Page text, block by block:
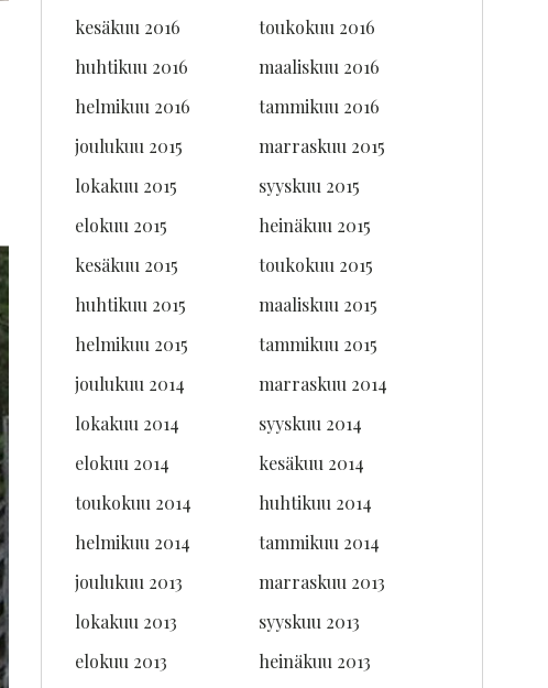
kesäkuu 2016
toukokuu 2016
huhtikuu 2016
maaliskuu 2016
helmikuu 2016
tammikuu 2016
joulukuu 2015
marraskuu 2015
lokakuu 2015
syyskuu 2015
elokuu 2015
heinäkuu 2015
kesäkuu 2015
toukokuu 2015
huhtikuu 2015
maaliskuu 2015
helmikuu 2015
tammikuu 2015
joulukuu 2014
marraskuu 2014
lokakuu 2014
syyskuu 2014
elokuu 2014
kesäkuu 2014
toukokuu 2014
huhtikuu 2014
helmikuu 2014
tammikuu 2014
joulukuu 2013
marraskuu 2013
lokakuu 2013
syyskuu 2013
elokuu 2013
heinäkuu 2013